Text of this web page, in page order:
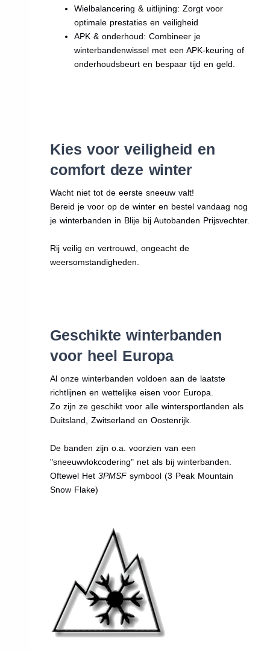
Wielbalancering & uitlijning: Zorgt voor
optimale prestaties en veiligheid
APK & onderhoud: Combineer je
winterbandenwissel met een APK-keuring of
onderhoudsbeurt en bespaar tijd en geld.
Kies voor veiligheid en
comfort deze winter
Wacht niet tot de eerste sneeuw valt!
Bereid je voor op de winter en bestel vandaag nog
je winterbanden in Blije bij Autobanden Prijsvechter.
Rij veilig en vertrouwd, ongeacht de
weersomstandigheden.
Geschikte winterbanden
voor heel Europa
Al onze winterbanden voldoen aan de laatste
richtlijnen en wettelijke eisen voor Europa.
Zo zijn ze geschikt voor alle wintersportlanden als
Duitsland, Zwitserland en Oostenrijk.
De banden zijn o.a. voorzien van een
"sneeuwvlokcodering" net als bij winterbanden.
Oftewel Het3PMSFsymbool (3 Peak Mountain
Snow Flake)